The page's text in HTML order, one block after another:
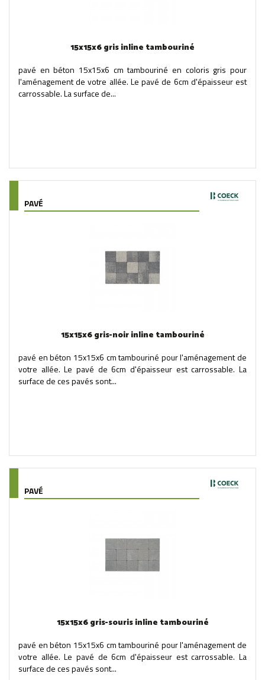
15x15x6 gris inline tambouriné
pavé en béton 15x15x6 cm tambouriné en coloris gris pour
l'aménagement de votre allée. Le pavé de 6cm d'épaisseur est
carrossable. La surface de...
PAVÉ
15x15x6 gris-noir inline tambouriné
pavé en béton 15x15x6 cm tambouriné pour l'aménagement de
votre allée. Le pavé de 6cm d'épaisseur est carrossable. La
surface de ces pavés sont...
PAVÉ
15x15x6 gris-souris inline tambouriné
pavé en béton 15x15x6 cm tambouriné pour l'aménagement de
votre allée. Le pavé de 6cm d'épaisseur est carrossable. La
surface de ces pavés sont...